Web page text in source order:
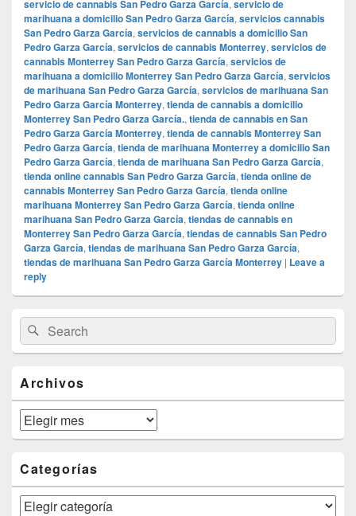
servicio de cannabis San Pedro Garza García, servicio de
marihuana a domicilio San Pedro Garza García, servicios cannabis
San Pedro Garza García, servicios de cannabis a domicilio San
Pedro Garza García, servicios de cannabis Monterrey, servicios de
cannabis Monterrey San Pedro Garza García, servicios de
marihuana a domicilio Monterrey San Pedro Garza García, servicios
de marihuana San Pedro Garza García, servicios de marihuana San
Pedro Garza García Monterrey, tienda de cannabis a domicilio
Monterrey San Pedro Garza García., tienda de cannabis en San
Pedro Garza García Monterrey, tienda de cannabis Monterrey San
Pedro Garza García, tienda de marihuana Monterrey a domicilio San
Pedro Garza García, tienda de marihuana San Pedro Garza García,
tienda online cannabis San Pedro Garza García, tienda online de
cannabis Monterrey San Pedro Garza García, tienda online
marihuana Monterrey San Pedro Garza García, tienda online
marihuana San Pedro Garza García, tiendas de cannabis en
Monterrey San Pedro Garza García, tiendas de cannabis San Pedro
Garza García, tiendas de marihuana San Pedro Garza García,
tiendas de marihuana San Pedro Garza García Monterrey | Leave a
reply
Primary
Sidebar
Widget
Area
Search
for:
Search
Archivos
Archivos
Categorías
Categorías